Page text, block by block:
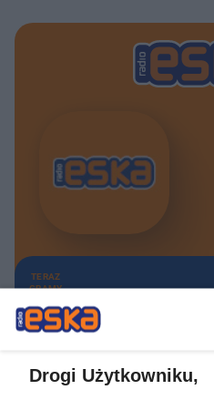
TERAZ
GRAMY
Drogi Użytkowniku,